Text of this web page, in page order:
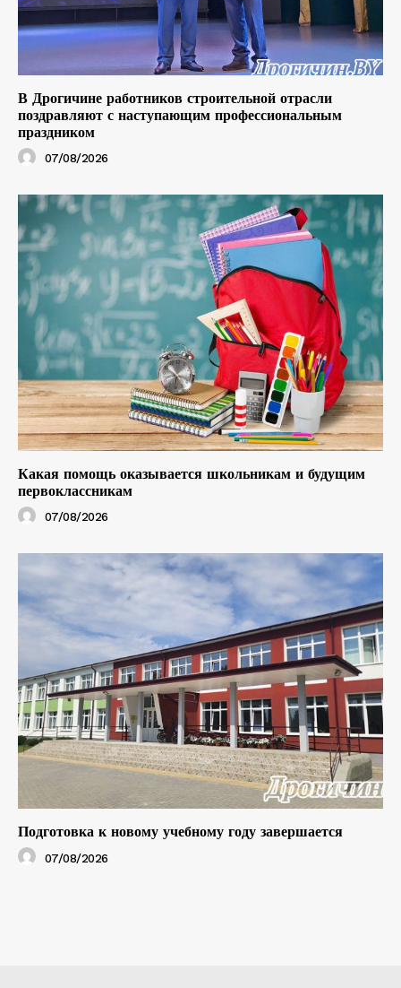
В Дрогичине работников строительной отрасли
поздравляют с наступающим профессиональным
праздником
07/08/2026
Какая помощь оказывается школьникам и будущим
первоклассникам
07/08/2026
Подготовка к новому учебному году завершается
07/08/2026